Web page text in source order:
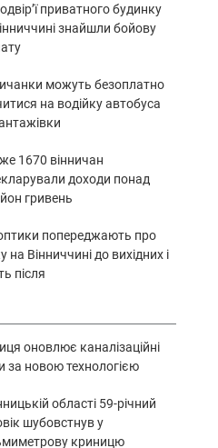
приватного будинку
знайшли бойову
можуть безоплатно
на водійку автобуса
1670 вінничан
доходи понад
гривень
попереджають про
на Вінниччині до вихідних і
після
оновлює каналізаційні
за новою технологією
області 59-річний
шубовстнув у
криницю